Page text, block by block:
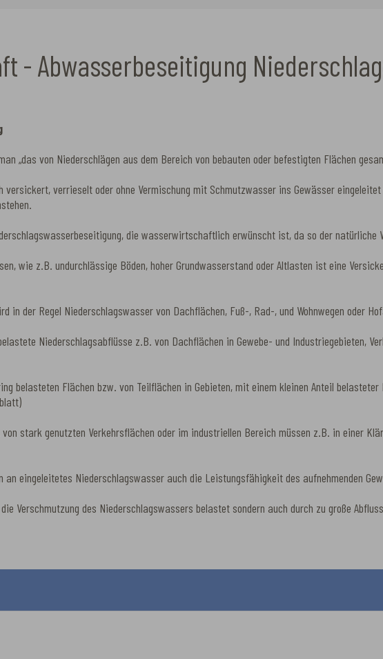
- Abwasserbeseitigung
„das von Niederschlägen aus dem Bereich von bebauten oder befestigten Flächen
versickert, verrieselt oder ohne Vermischung mit Schmutzwasser ins Gewässer
die wasserwirtschaftlich erwünscht ist, da so der natürliche
wie z.B. undurchlässige Böden, hoher Grundwasserstand oder Altlasten ist eine
in der Regel Niederschlagswasser von Dachflächen, Fuß-, Rad-, und Wohnwegen oder
Niederschlagsabflüsse z.B. von Dachflächen in Gewebe- und Industriegebieten,
belasteten Flächen bzw. von Teilflächen in Gebieten, mit einem kleinen Anteil
stark genutzten Verkehrsflächen oder im industriellen Bereich müssen z.B. in einer
an eingeleitetes Niederschlagswasser auch die Leistungsfähigkeit des aufnehmenden
Verschmutzung des Niederschlagswassers belastet sondern auch durch zu große